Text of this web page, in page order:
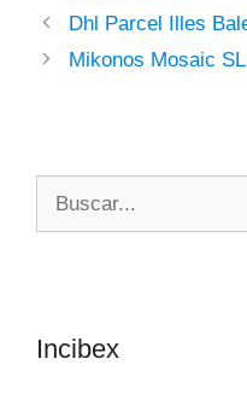
Dhl Parcel Illes
Mikonos Mosaic SL
Incibex